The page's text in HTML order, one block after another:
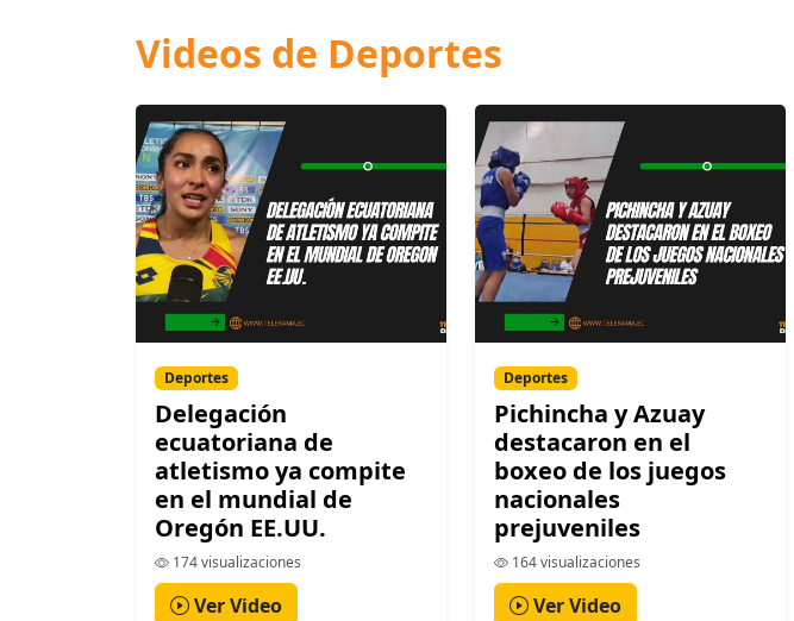
Videos de Deportes
Deportes
Delegación
ecuatoriana de
atletismo ya compite
en el mundial de
Oregón EE.UU.
174 visualizaciones
Ver Video
Deportes
Pichincha y Azuay
destacaron en el
boxeo de los juegos
nacionales
prejuveniles
164 visualizaciones
Ver Video